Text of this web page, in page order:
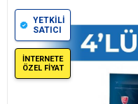
YETKİLİ
SATICI
İNTERNETE
ÖZEL FİYAT